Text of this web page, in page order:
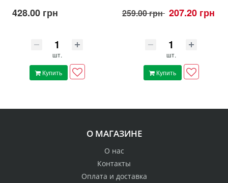
428.00 грн
шт.
Купить
259.00 грн 207.20 грн
шт.
Купить
О МАГАЗИНЕ
О нас
Контакты
Оплата и доставка